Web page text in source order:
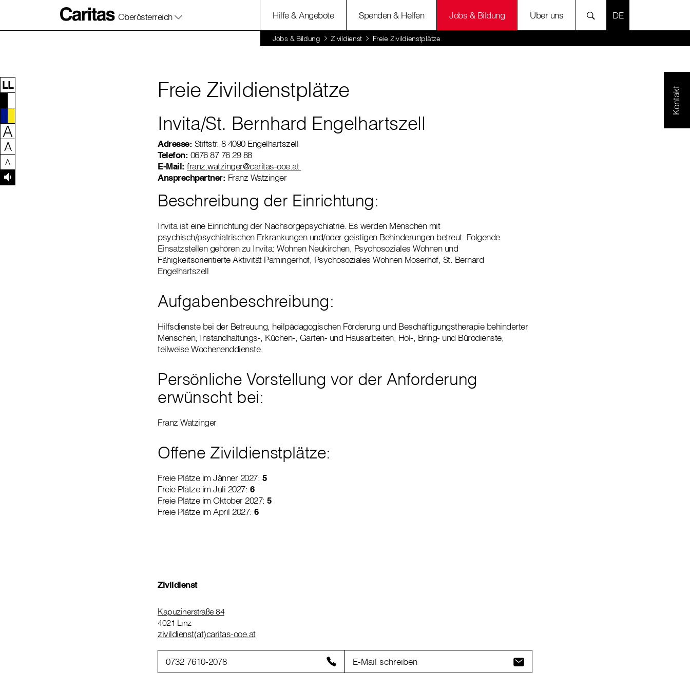
Zum Inhalt dieser Seite
Zur Navigation
Zum Footer dieser Seite
Oberösterreich Hilfe & Angebote Spenden & Helfen Jobs & Bildung Über uns SPRACHE
Jobs & Bildung Zivildienst Freie Zivildienstplätze
Kontakt
LL
A
A
A
Freie Zivildienstplätze
Invita/St. Bernhard Engelhartszell
Adresse: Stiftstr. 8 4090 Engelhartszell
Telefon: 0676 87 76 29 88
E-Mail: franz.watzinger@caritas-ooe.at
Ansprechpartner: Franz Watzinger
Beschreibung der Einrichtung:
Invita ist eine Einrichtung der Nachsorgepsychiatrie. Es werden Menschen mit
psychisch/psychiatrischen Erkrankungen und/oder geistigen Behinderungen betreut. Folgende
Einsatzstellen gehören zu Invita: Wohnen Neukirchen, Psychosoziales Wohnen und
Fähigkeitsorientierte Aktivität Pamingerhof, Psychosoziales Wohnen Moserhof, St. Bernard
Engelhartszell
Aufgabenbeschreibung:
Hilfsdienste bei der Betreuung, heilpädagogischen Förderung und Beschäftigungstherapie behinderter
Menschen; Instandhaltungs-, Küchen-, Garten- und Hausarbeiten; Hol-, Bring- und Bürodienste;
teilweise Wochenenddienste.
Persönliche Vorstellung vor der Anforderung
erwünscht bei:
Franz Watzinger
Offene Zivildienstplätze:
Freie Plätze im Jänner 2027: 5
Freie Plätze im Juli 2027: 6
Freie Plätze im Oktober 2027: 5
Freie Plätze im April 2027: 6
Zivildienst
Kapuzinerstraße 84
4021 Linz
zivildienst(at)caritas-ooe.at
0732 7610-2078 E-Mail schreiben